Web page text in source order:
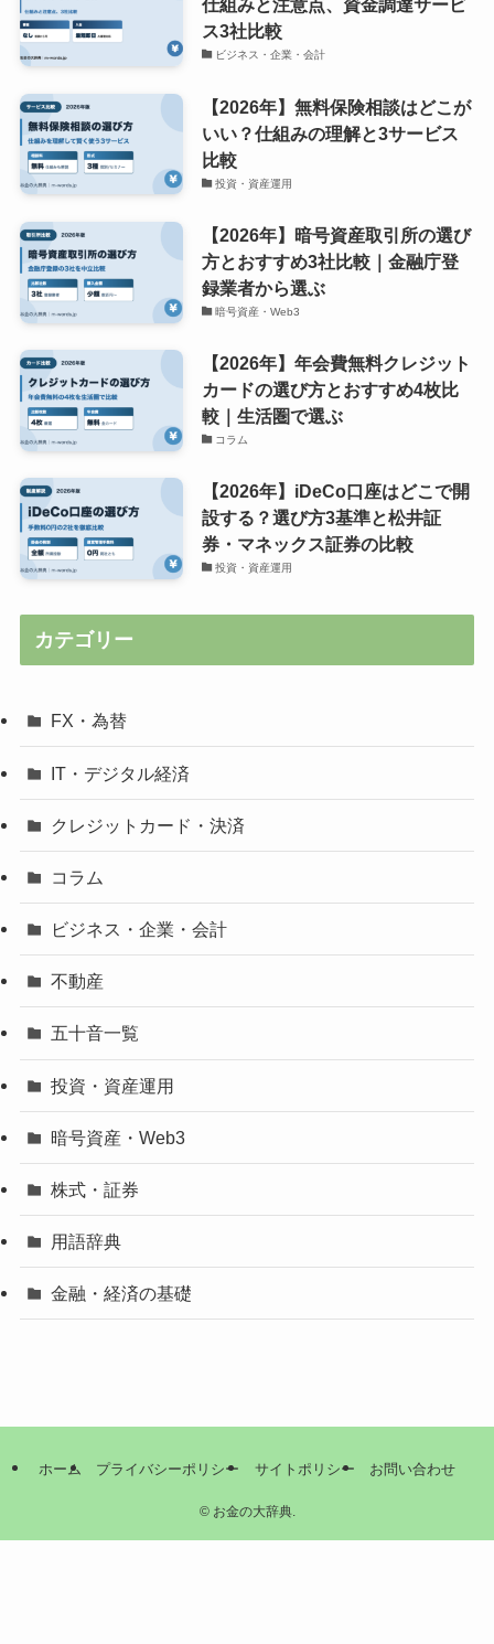
仕組みと注意点、資金調達サービ
ス3社比較
ビジネス・企業・会計
【2026年】無料保険相談はどこが
いい？仕組みの理解と3サービス
比較
投資・資産運用
【2026年】暗号資産取引所の選び
方とおすすめ3社比較｜金融庁登
録業者から選ぶ
暗号資産・Web3
【2026年】年会費無料クレジット
カードの選び方とおすすめ4枚比
較｜生活圏で選ぶ
コラム
【2026年】iDeCo口座はどこで開
設する？選び方3基準と松井証
券・マネックス証券の比較
投資・資産運用
カテゴリー
FX・為替
IT・デジタル経済
クレジットカード・決済
コラム
ビジネス・企業・会計
不動産
五十音一覧
投資・資産運用
暗号資産・Web3
株式・証券
用語辞典
金融・経済の基礎
ホーム プライバシーポリシー サイトポリシー お問い合わせ
©お金の大辞典.